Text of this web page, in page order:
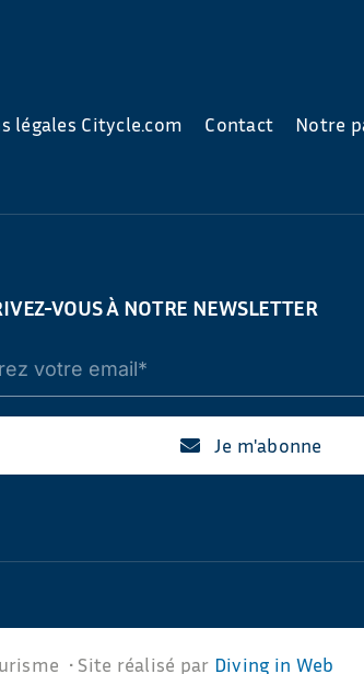
légales Citycle.com Contact Notre
VOUS À NOTRE NEWSLETTER
Je m'abonne
• Site réalisé par Diving in Web